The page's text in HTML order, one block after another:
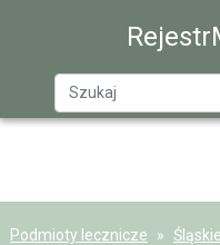
Podmioty lecznicze Śląskie